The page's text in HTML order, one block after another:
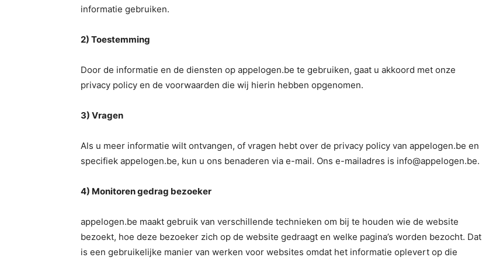
informatie gebruiken.
2) Toestemming
Door de informatie en de diensten op appelogen.be te gebruiken, gaat u akkoord met onze
privacy policy en de voorwaarden die wij hierin hebben opgenomen.
3) Vragen
Als u meer informatie wilt ontvangen, of vragen hebt over de privacy policy van appelogen.be en
specifiek appelogen.be, kun u ons benaderen via e-mail. Ons e-mailadres is info@appelogen.be.
4) Monitoren gedrag bezoeker
appelogen.be maakt gebruik van verschillende technieken om bij te houden wie de website
bezoekt, hoe deze bezoeker zich op de website gedraagt en welke pagina’s worden bezocht. Dat
is een gebruikelijke manier van werken voor websites omdat het informatie oplevert op die